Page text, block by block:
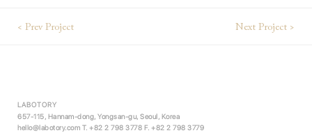
< Prev Project Next Project >
LABOTORY
657-115, Hannam-dong, Yongsan-gu, Seoul, Korea
hello@labotory.com T. +82 2 798 3778 F. +82 2 798 3779